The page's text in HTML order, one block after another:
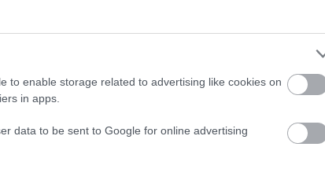
to enable storage related to advertising like cookies on
in apps.
data to be sent to Google for online advertising
volt tapasztalható.
folyamat, hogy trendszerűen
száma, akik
munkaerőpiacon